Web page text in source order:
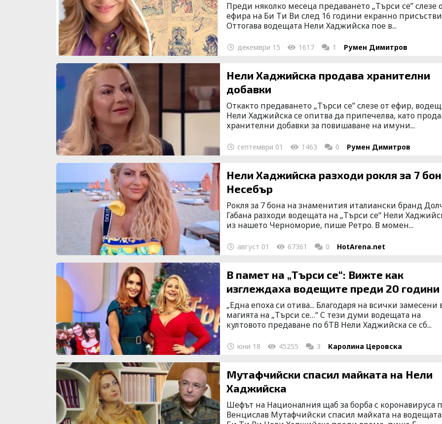
Преди няколко месеца предаването „Търси се” слезе
ефира на Би Ти Ви след 16 години екранно
Оттогава водещата Нели Хаджийска пое в...
декември 15 1617 1 Румен Димитров
Нели Хаджийска продава хранителни
добавки
Откакто предаването „Търси се” слезе от ефир,
Нели Хаджийска се опитва да припечелва, като
хранителни добавки за повишаване на имуни...
септември 01 1463 0 Румен Димитров
Нели Хаджийска разходи рокля за 7
Несебър
Рокля за 7 бона на знаменития италиански бранд
Габана разходи водещата на „Търси се“ Нели
из нашето Черноморие, пише Ретро. В момен...
август 01 67361 0 HotArena.net
В памет на „Търси се“: Вижте как
изглеждаха водещите преди 20 години
„Една епоха си отива... Благодаря на всички замесени
магията на „Търси се…“ С тези думи водещата на
култовото предаване по бТВ Нели Хаджийска се сб...
юни 18 45255 3 Каролина Церовска
Мутафчийски спасил майката на Нели
Хаджийска
Шефът на Националния щаб за борба с коронавируса
Венцислав Мутафчийски спасил майката на